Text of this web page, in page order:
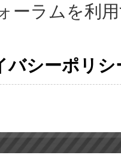
ーラムを利
バシーポリシ